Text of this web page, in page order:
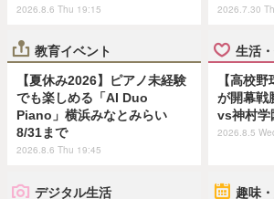
2026.8.6 Thu 19:15 2026.7.30
教育イベント
【夏休み2026】ピアノ未経験
でも楽しめる「AI Duo
Piano」横浜みなとみらい
8/31まで
2026.8.6 Thu 19:45
生活
【高校
が開幕戦
vs神村学
2026.8.5
デジタル生活 趣味